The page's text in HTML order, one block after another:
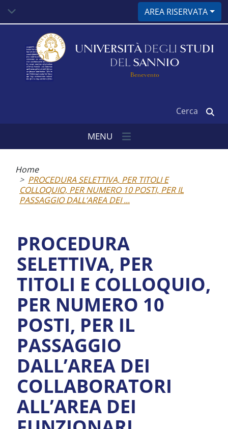
contenuto
AREA RISERVATA
UNIVERSITÀ DEGLI STUDI
DEL SANNIO
Benevento
MENU
pane
Home
PROCEDURA SELETTIVA, PER TITOLI E
COLLOQUIO, PER NUMERO 10 POSTI, PER IL
PASSAGGIO DALL’AREA DEI ...
PROCEDURA
SELETTIVA, PER
TITOLI E COLLOQUIO,
PER NUMERO 10
POSTI, PER IL
PASSAGGIO
DALL’AREA DEI
COLLABORATORI
ALL’AREA DEI